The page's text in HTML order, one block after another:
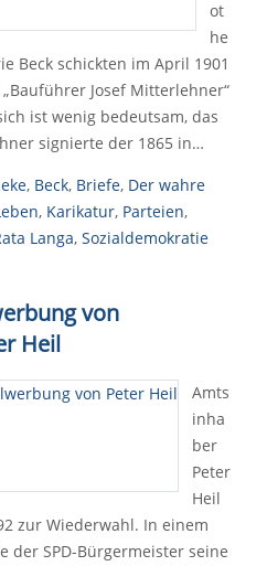
ot
he
Beck schickten im April 1901
Josef Mitterlehner“
ist wenig bedeutsam, das
signierte der 1865 in…
, Beck, Briefe, Der wahre
, Karikatur, Parteien,
Langa, Sozialdemokratie
von
Heil
Amts
inha
ber
Peter
Heil
zur Wiederwahl. In einem
der SPD-Bürgermeister seine